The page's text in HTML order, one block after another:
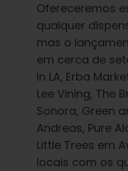
Ofereceremos
qualquer
mas o
em cerca de
In LA, Erba
Lee Vining, The
Sonora, Green
Andreas, Pure
Little Trees em
locais com os